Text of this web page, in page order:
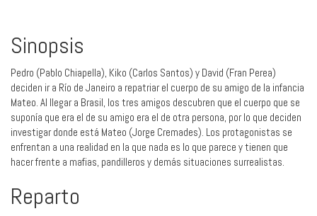
Sinopsis
Pedro (Pablo Chiapella), Kiko (Carlos Santos) y David (Fran Perea)
deciden ir a Río de Janeiro a repatriar el cuerpo de su amigo de la infancia
Mateo. Al llegar a Brasil, los tres amigos descubren que el cuerpo que se
suponía que era el de su amigo era el de otra persona, por lo que deciden
investigar donde está Mateo (Jorge Cremades). Los protagonistas se
enfrentan a una realidad en la que nada es lo que parece y tienen que
hacer frente a mafias, pandilleros y demás situaciones surrealistas.
Reparto